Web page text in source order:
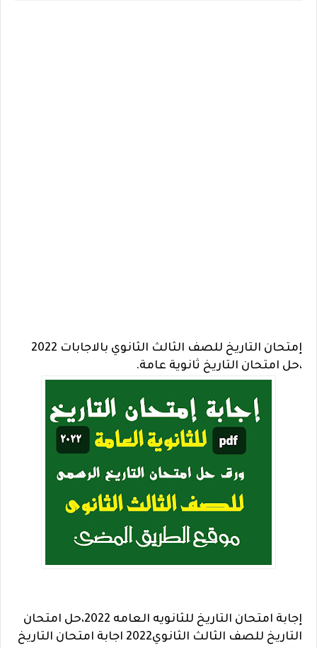
إمتحان التاريخ للصف الثالث الثانوي بالاجابات 2022
،حل امتحان التاريخ ثانوية عامة.
إجابة امتحان التاريخ للثانويه العامه 2022،حل امتحان
التاريخ للصف الثالث الثانوي2022 اجابة امتحان التاريخ